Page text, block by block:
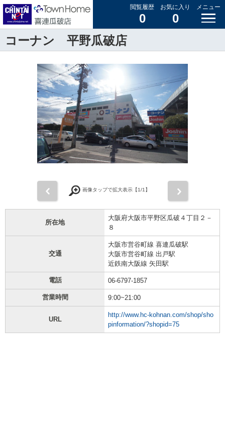
閲覧履歴
0
お気に入り
0
メニュー
コーナン 平野瓜破店
画像タップで拡大表示【1/1】
所在地
大阪府大阪市平野区瓜破４丁目２－
８
交通
大阪市営谷町線 喜連瓜破駅
大阪市営谷町線 出戸駅
近鉄南大阪線 矢田駅
電話 06-6797-1857
営業時間 9:00~21:00
URL
http://www.hc-kohnan.com/shop/sho
pinformation/?shopid=75